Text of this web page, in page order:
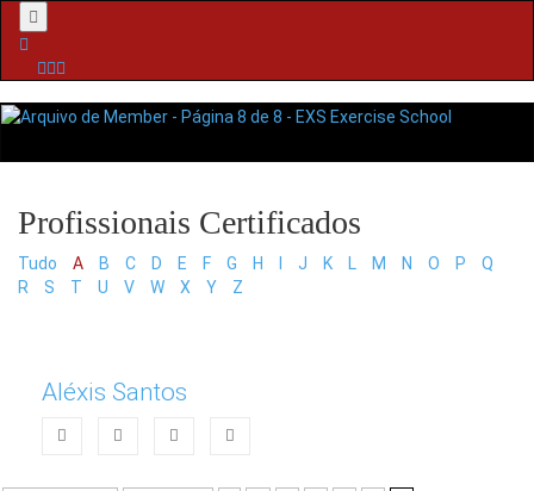
Menu
Tudo A B C D E F G H J K L M N O P
Q
R
S T U V W X Y Z
Aléxis Santos